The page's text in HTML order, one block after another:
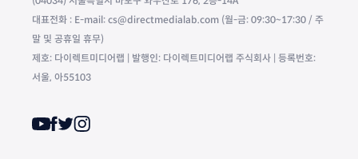
대표전화 : E-mail: cs@directmedialab.com (월-금: 09:30~17:30 / 주
말 및 공휴일 휴무)
제호: 다이렉트미디어랩 | 발행인: 다이렉트미디어랩 주식회사 | 등록번호:
서울, 아55103